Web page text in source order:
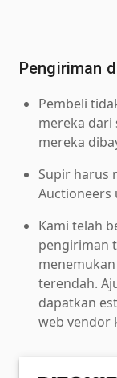
Pengiriman
Pembeli
mereka dari
mereka
Supir harus
Auctioneers
Kami telah
pengiriman
terendah.
dapatkan
web vendor